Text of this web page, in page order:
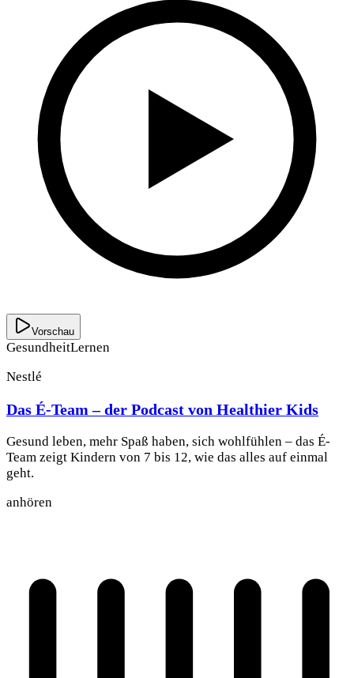
Vorschau
GesundheitLernen
Nestlé
Das É-Team – der Podcast von Healthier Kids
Gesund leben, mehr Spaß haben, sich wohlfühlen – das É-
Team zeigt Kindern von 7 bis 12, wie das alles auf einmal
geht.
anhören